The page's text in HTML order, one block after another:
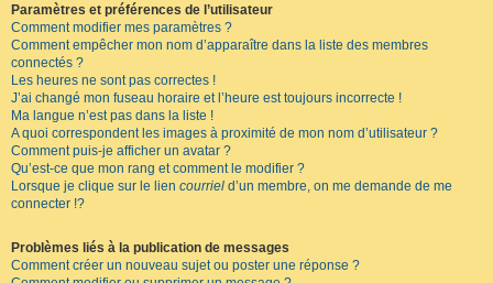
Paramètres et préférences de l’utilisateur
Comment modifier mes paramètres ?
Comment empêcher mon nom d’apparaître dans la liste des membres
connectés ?
Les heures ne sont pas correctes !
J’ai changé mon fuseau horaire et l’heure est toujours incorrecte !
Ma langue n’est pas dans la liste !
A quoi correspondent les images à proximité de mon nom d’utilisateur ?
Comment puis-je afficher un avatar ?
Qu’est-ce que mon rang et comment le modifier ?
Lorsque je clique sur le lien courriel d’un membre, on me demande de me
connecter !?
Problèmes liés à la publication de messages
Comment créer un nouveau sujet ou poster une réponse ?